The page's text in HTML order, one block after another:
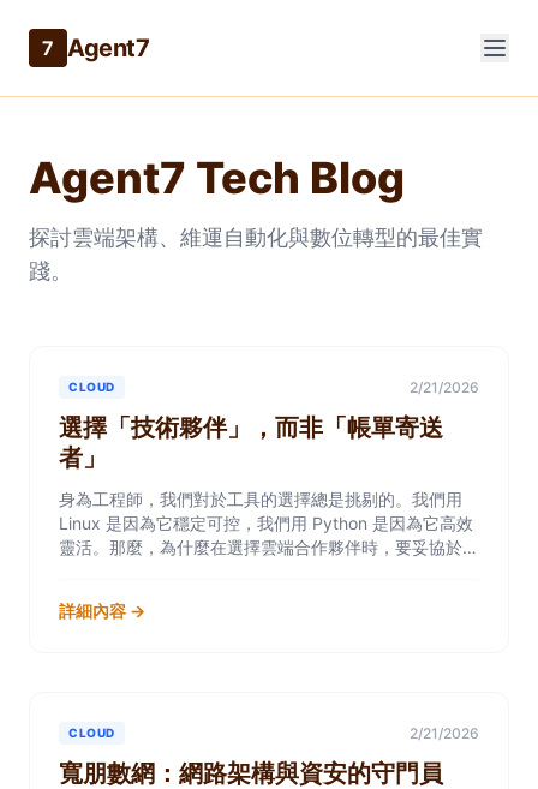
7 Agent7
Agent7 Tech Blog
探討雲端架構、維運自動化與數位轉型的最佳實
踐。
CLOUD 2/21/2026
選擇「技術夥伴」，而非「帳單寄送
者」
身為工程師，我們對於工具的選擇總是挑剔的。我們用
Linux 是因為它穩定可控，我們用 Python 是因為它高效
靈活。那麼，為什麼在選擇雲端合作夥伴時，要妥協於那
詳細內容 →
CLOUD 2/21/2026
寬朋數網：網路架構與資安的守門員